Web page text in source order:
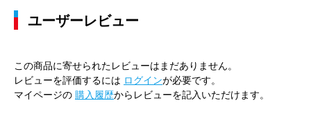
ユーザーレビュー
この商品に寄せられたレビューはまだありません。
レビューを評価するには ログインが必要です。
マイページの 購入履歴からレビューを記入いただけます。